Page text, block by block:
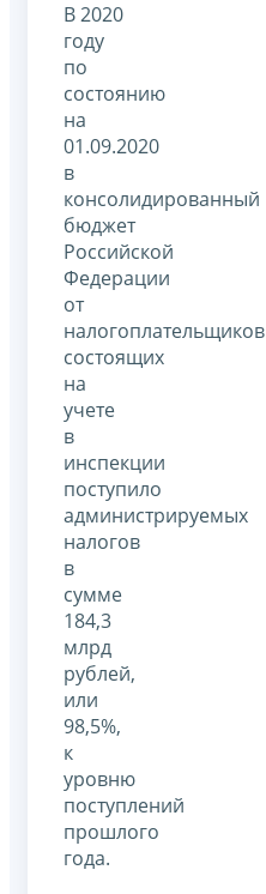
В 2020
году
по
состоянию
на
01.09.2020
в
консолидированный
бюджет
Российской
Федерации
от
налогоплательщиков
состоящих
на
учете
в
инспекции
поступило
администрируемых
налогов
в
сумме
184,3
млрд
рублей,
или
98,5%,
к
уровню
поступлений
прошлого
года.